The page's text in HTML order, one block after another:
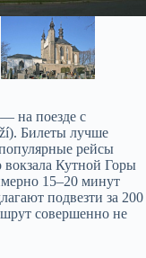
на поезде с
Билеты лучше
рейсы
Кутной Горы
15–20 минут
подвезти за 200
совершенно не